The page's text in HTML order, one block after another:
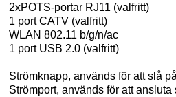
2xPOTS-portar RJ11 (valfritt)
1 port CATV (valfritt)
WLAN 802.11 b/g/n/ac
1 port USB 2.0 (valfritt)
Strömknapp, används för att slå
Strömport, används för att ansluta